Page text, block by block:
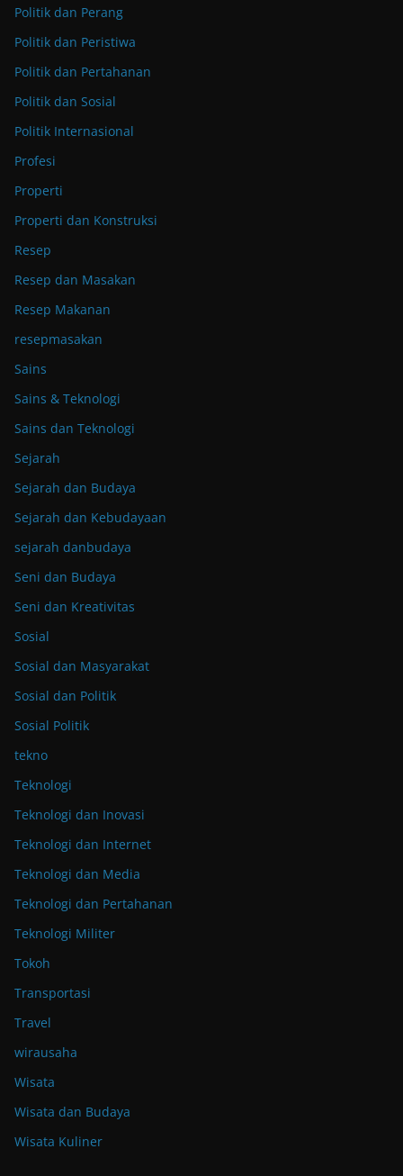
Politik dan Perang
Politik dan Peristiwa
Politik dan Pertahanan
Politik dan Sosial
Politik Internasional
Profesi
Properti
Properti dan Konstruksi
Resep
Resep dan Masakan
Resep Makanan
resepmasakan
Sains
Sains & Teknologi
Sains dan Teknologi
Sejarah
Sejarah dan Budaya
Sejarah dan Kebudayaan
sejarah danbudaya
Seni dan Budaya
Seni dan Kreativitas
Sosial
Sosial dan Masyarakat
Sosial dan Politik
Sosial Politik
tekno
Teknologi
Teknologi dan Inovasi
Teknologi dan Internet
Teknologi dan Media
Teknologi dan Pertahanan
Teknologi Militer
Tokoh
Transportasi
Travel
wirausaha
Wisata
Wisata dan Budaya
Wisata Kuliner